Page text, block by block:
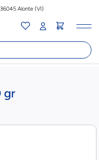
Alonte (VI)
gr